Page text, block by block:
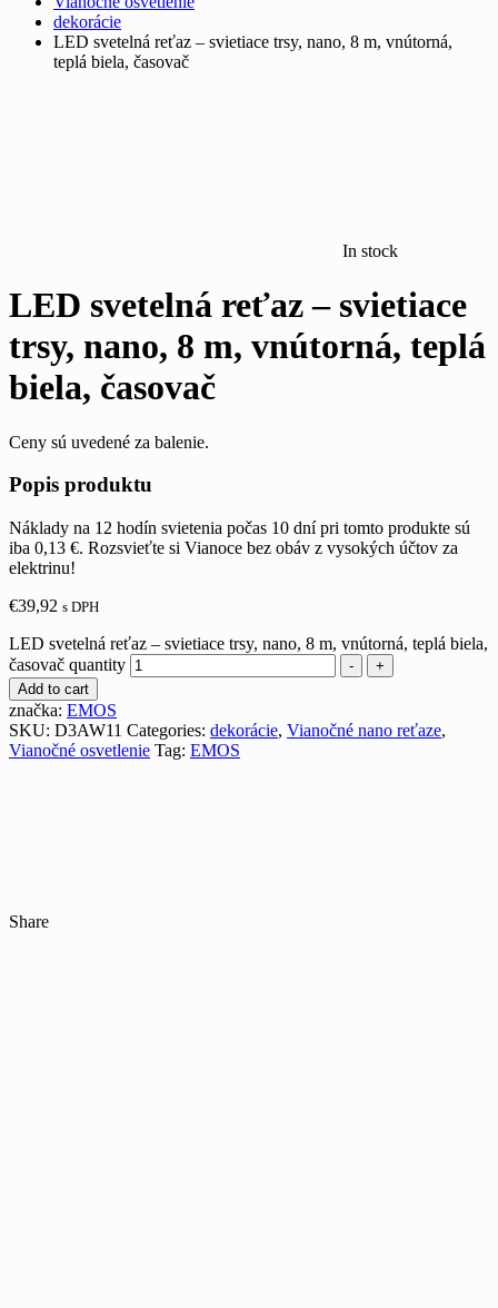
dekorácie
LED svetelná reťaz – svietiace trsy, nano, 8 m, vnútorná,
teplá biela, časovač
In stock
LED svetelná reťaz – svietiace
trsy, nano, 8 m, vnútorná, teplá
biela, časovač
Ceny sú uvedené za balenie.
Popis produktu
Náklady na 12 hodín svietenia počas 10 dní pri tomto produkte sú
iba 0,13 €. Rozsvieťte si Vianoce bez obáv z vysokých účtov za
elektrinu!
€39,92 s DPH
LED svetelná reťaz – svietiace trsy, nano, 8 m, vnútorná, teplá biela,
časovač quantity
-
+
Add to cart
značka: EMOS
SKU: D3AW11 Categories: dekorácie, Vianočné nano reťaze,
Vianočné osvetlenie Tag: EMOS
Share